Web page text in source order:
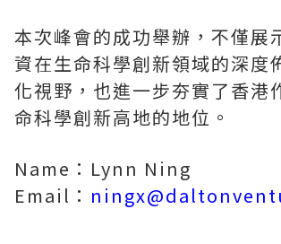
本次峰會的成功舉辦，不僅展
資在生命科學創新領域的深度
化視野，也進一步夯實了香港
命科學創新高地的地位。
Name：Lynn Ning
Email：